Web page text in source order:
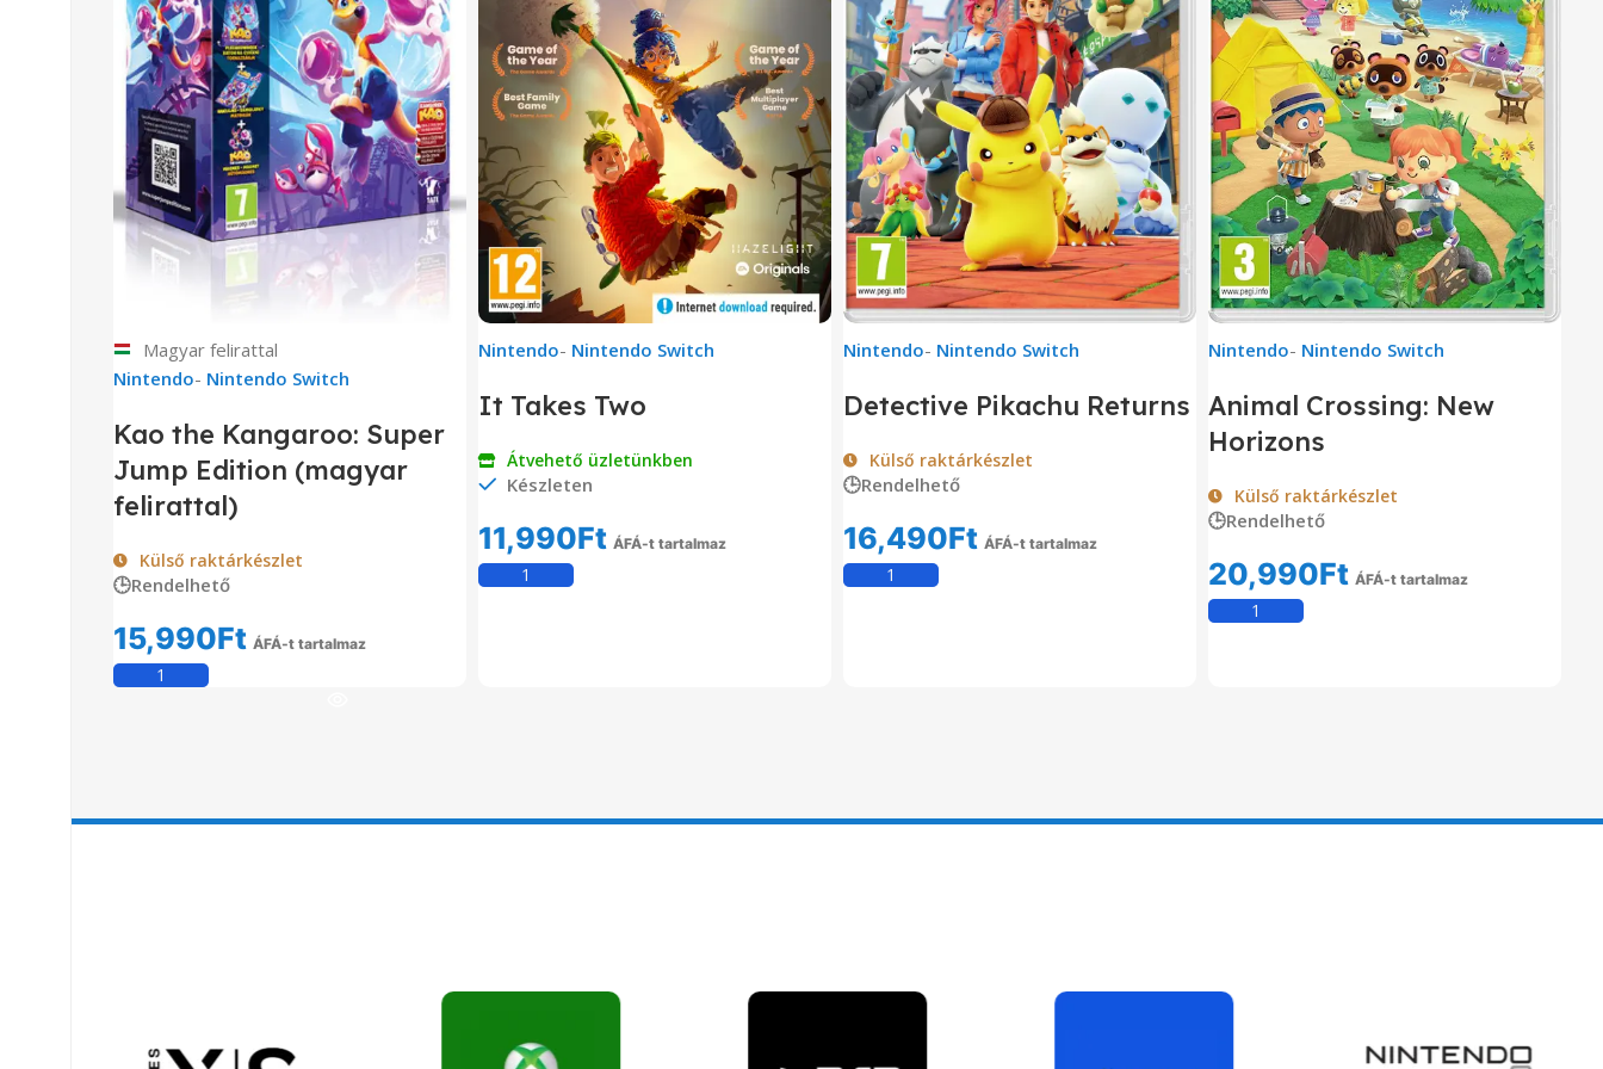
Magyar felirattal
Nintendo- Nintendo Switch
Kao the Kangaroo: Super
Jump Edition (magyar
felirattal)
Külső raktárkészlet
🕒Rendelhető
15,990Ft ÁFÁ-t tartalmaz
Nintendo- Nintendo Switch
It Takes Two
Átvehető üzletünkben
Készleten
11,990Ft ÁFÁ-t tartalmaz
Nintendo- Nintendo Switch
Detective Pikachu Returns
Külső raktárkészlet
🕒Rendelhető
16,490Ft ÁFÁ-t tartalmaz
Nintendo- Nintendo Switch
Animal Crossing: New
Horizons
Külső raktárkészlet
🕒Rendelhető
20,990Ft ÁFÁ-t tartalmaz